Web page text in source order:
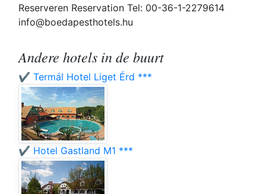
Reserveren Reservation Tel: 00-36-1-2279614
info@boedapesthotels.hu
Andere hotels in de buurt
✔️ Termál Hotel Liget Érd ***
✔️ Hotel Gastland M1 ***